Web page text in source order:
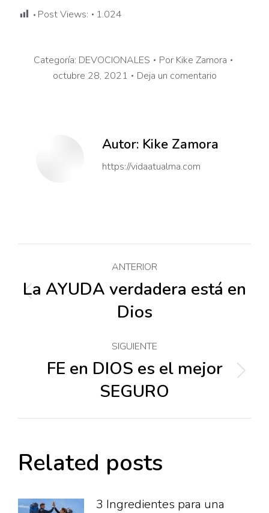
Post Views: 1.024
Categoría: DEVOCIONALES Por Kike Zamora
octubre 28, 2021
Deja un comentario
Autor: Kike Zamora
https://vidaatualma.com
Navegación
entre
publicaciones
ANTERIOR
Publicación
anterior:
La AYUDA verdadera está en
Dios
SIGUIENTE
Publicación
siguiente:
FE en DIOS es el mejor
SEGURO
Related posts
3 Ingredientes para una